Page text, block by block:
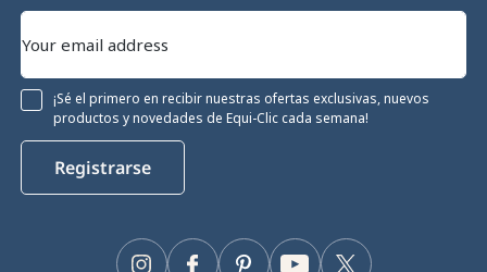
¡Sé el primero en recibir nuestras ofertas exclusivas, nuevos
productos y novedades de Equi-Clic cada semana!
Registrarse